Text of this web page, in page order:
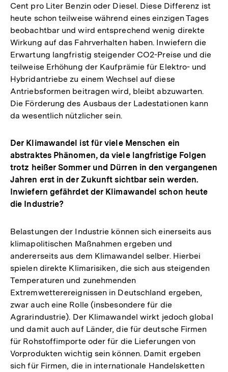
Cent pro Liter Benzin oder Diesel. Diese Differenz ist
heute schon teilweise während eines einzigen Tages
beobachtbar und wird entsprechend wenig direkte
Wirkung auf das Fahrverhalten haben. Inwiefern die
Erwartung langfristig steigender CO2-Preise und die
teilweise Erhöhung der Kaufprämie für Elektro- und
Hybridantriebe zu einem Wechsel auf diese
Antriebsformen beitragen wird, bleibt abzuwarten.
Die Förderung des Ausbaus der Ladestationen kann
da wesentlich nützlicher sein.
Der Klimawandel ist für viele Menschen ein
abstraktes Phänomen, da viele langfristige Folgen
trotz heißer Sommer und Dürren in den vergangenen
Jahren erst in der Zukunft sichtbar sein werden.
Inwiefern gefährdet der Klimawandel schon heute
die Industrie?
Belastungen der Industrie können sich einerseits aus
klimapolitischen Maßnahmen ergeben und
andererseits aus dem Klimawandel selber. Hierbei
spielen direkte Klimarisiken, die sich aus steigenden
Temperaturen und zunehmenden
Extremwetterereignissen in Deutschland ergeben,
zwar auch eine Rolle (insbesondere für die
Agrarindustrie). Der Klimawandel wirkt jedoch global
und damit auch auf Länder, die für deutsche Firmen
für Rohstoffimporte oder für die Lieferungen von
Vorprodukten wichtig sein können. Damit ergeben
sich für Firmen, die in internationale Handelsketten